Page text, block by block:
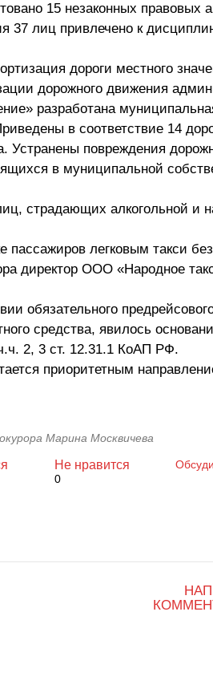
15 незаконных правовых
37 лиц привлечено к
дороги местного
дорожного движения
разработана
в соответствие 14
Устранены повреждения
в муниципальной
страдающих алкогольной и
пассажиров легковым такси без
директор ООО «Народное
обязательного
средства, явилось
2, 3 ст. 12.31.1 КоАП РФ.
приоритетным
Марина Москвичева
Не нравится
0